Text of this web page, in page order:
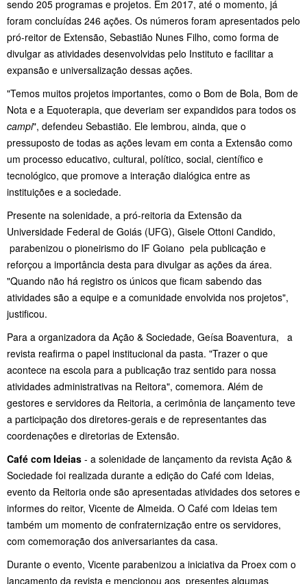
sendo 205 programas e projetos. Em 2017, até o momento, já
foram concluídas 246 ações. Os números foram apresentados pelo
pró-reitor de Extensão, Sebastião Nunes Filho, como forma de
divulgar as atividades desenvolvidas pelo Instituto e facilitar a
expansão e universalização dessas ações.
"Temos muitos projetos importantes, como o Bom de Bola, Bom de
Nota e a Equoterapia, que deveriam ser expandidos para todos os
campi", defendeu Sebastião. Ele lembrou, ainda, que o
pressuposto de todas as ações levam em conta a Extensão como
um processo educativo, cultural, político, social, científico e
tecnológico, que promove a interação dialógica entre as
instituições e a sociedade.
Presente na solenidade, a pró-reitoria da Extensão da
Universidade Federal de Goiás (UFG), Gisele Ottoni Candido,
parabenizou o pioneirismo do IF Goiano pela publicação e
reforçou a importância desta para divulgar as ações da área.
"Quando não há registro os únicos que ficam sabendo das
atividades são a equipe e a comunidade envolvida nos projetos",
justificou.
Para a organizadora da Ação & Sociedade, Geísa Boaventura, a
revista reafirma o papel institucional da pasta. "Trazer o que
acontece na escola para a publicação traz sentido para nossa
atividades administrativas na Reitora", comemora. Além de
gestores e servidores da Reitoria, a cerimônia de lançamento teve
a participação dos diretores-gerais e de representantes das
coordenações e diretorias de Extensão.
Café com Ideias - a solenidade de lançamento da revista Ação &
Sociedade foi realizada durante a edição do Café com Ideias,
evento da Reitoria onde são apresentadas atividades dos setores e
informes do reitor, Vicente de Almeida. O Café com Ideias tem
também um momento de confraternização entre os servidores,
com comemoração dos aniversariantes da casa.
Durante o evento, Vicente parabenizou a iniciativa da Proex com o
lançamento da revista e mencionou aos presentes algumas